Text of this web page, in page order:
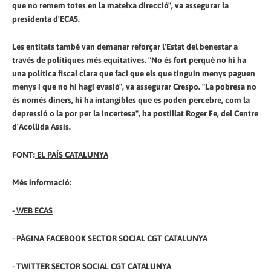
que no remem totes en la mateixa direcció", va assegurar la
presidenta d'ECAS.
Les entitats també van demanar reforçar l'Estat del benestar a
través de polítiques més equitatives. "No és fort perquè no hi ha
una política fiscal clara que faci que els que tinguin menys paguen
menys i que no hi hagi evasió", va assegurar Crespo. "La pobresa no
és només diners, hi ha intangibles que es poden percebre, com la
depressió o la por per la incertesa", ha postil·lat Roger Fe, del Centre
d'Acollida Assís.
FONT: EL PAÍS CATALUNYA
Més informació:
-WEB ECAS
- PÀGINA FACEBOOK SECTOR SOCIAL CGT CATALUNYA
-TWITTER SECTOR SOCIAL CGT CATALUNYA